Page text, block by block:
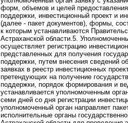
форм, объемов и целей предоставления
поддержки, инвестиционный проект и
(далее - пакет документов), формы,
к которым устанавливаются
Астраханской области.5.
осуществляет регистрацию
представленных для получения
поддержки, путем внесения сведений
заявках в реестр инвестиционных
претендующих на получение
поддержки, порядок формирования и
устанавливается уполномоченным
семи дней со дня регистрации
уполномоченный орган направляет
исполнительные органы